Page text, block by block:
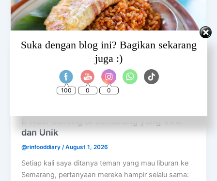
dan Unik
@rinfooddiary/August 1, 2026
Setiap kali saya ditanya teman yang mau liburan ke
Semarang, pertanyaan mereka hampir selalu sama:
Suka dengan blog ini? Bagikan sekarang
juga :)
100 0
Set Youtube Channel ID
0